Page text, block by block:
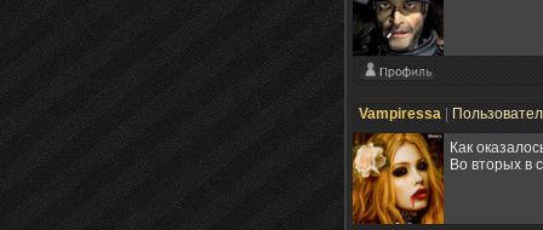
Vampiressa
Как
Во вторых в